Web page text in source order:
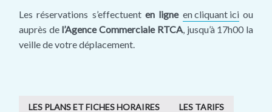
Les réservations s’effectuent en ligne en cliquant iciou
auprès del’Agence Commerciale RTCA, jusqu’à 17h00 la
veille de votre déplacement.
LES PLANS ET FICHES HORAIRES LES TARIFS